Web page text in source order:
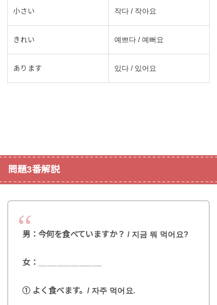
小さい 작다 / 작아요
きれい 예쁘다 / 예뻐요
あります 있다 / 있어요
問題3番解説
男：今何を食べていますか？ / 지금 뭐 먹어요?
女：______________
① よく食べます。/ 자주 먹어요.